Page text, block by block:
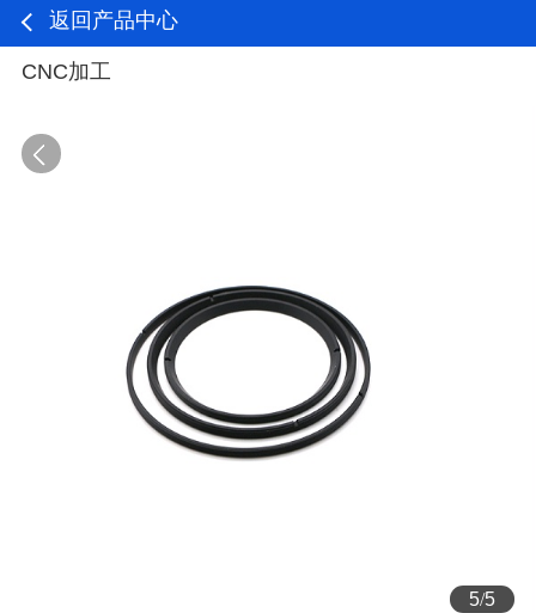
返回产品中心
CNC加工
1/5